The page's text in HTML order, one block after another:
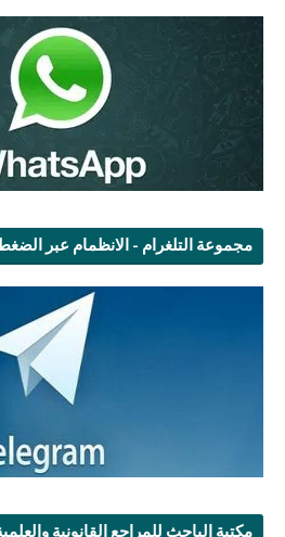
مجموعة التلغرام - الانظمام عبر
مكتبة الباحث للمراجع القانونية